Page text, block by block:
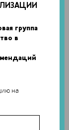
группа
в
на